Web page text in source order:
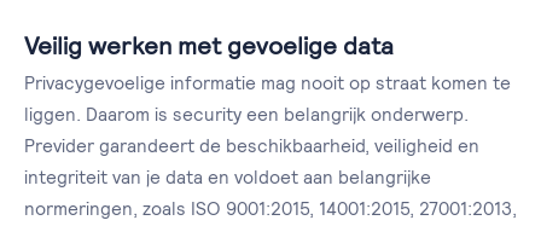
Veilig werken met gevoelige data
Privacygevoelige informatie mag nooit op straat komen te
liggen. Daarom is security een belangrijk onderwerp.
Previder garandeert de beschikbaarheid, veiligheid en
integriteit van je data en voldoet aan belangrijke
normeringen, zoals ISO 9001:2015, 14001:2015, 27001:2013,